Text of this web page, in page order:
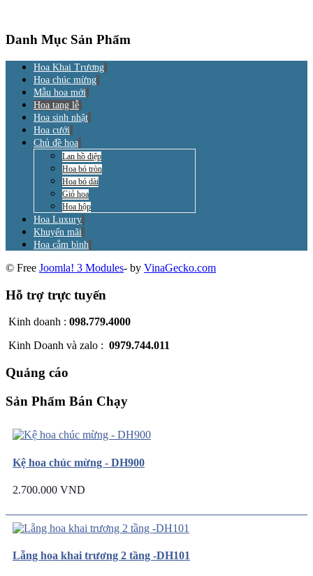
Danh Mục Sản Phẩm
Hoa Khai Trương
Hoa chúc mừng
Mẫu hoa mới
Hoa tang lễ
Hoa sinh nhật
Hoa cưới
Chủ đề hoa
Lan hồ điệp
Hoa bó tròn
Hoa bó dài
Giỏ hoa
Hoa hộp
Hoa Luxury
Khuyến mãi
Hoa cắm bình
© Free Joomla! 3 Modules- by VinaGecko.com
Hỗ trợ trực tuyến
Kinh doanh : 098.779.4000
Kinh Doanh và zalo : 0979.744.011
Quảng cáo
Sản Phẩm Bán Chạy
Kệ hoa chúc mừng - DH900
2.700.000 VND
Lẵng hoa khai trương 2 tầng -DH101